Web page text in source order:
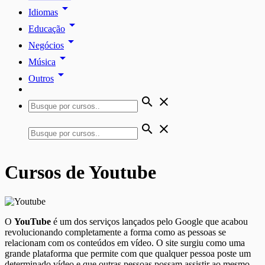
Idiomas arrow_drop_down
Educação arrow_drop_down
Negócios arrow_drop_down
Música arrow_drop_down
Outros arrow_drop_down
search close
search close
Cursos de Youtube
O YouTube é um dos serviços lançados pelo Google que acabou
revolucionando completamente a forma como as pessoas se
relacionam com os conteúdos em vídeo. O site surgiu como uma
grande plataforma que permite com que qualquer pessoa poste um